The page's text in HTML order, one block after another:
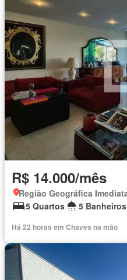
R$ 14.000/mês
5 Quartos
5 Banheiros
Há 22 horas em Chaves na mão